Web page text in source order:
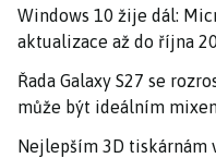
Windows 10 žije dál:
aktualizace až do října
Řada Galaxy S27 se
může být ideálním
Nejlepším 3D tiskárnám